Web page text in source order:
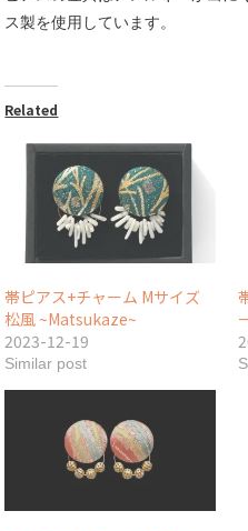
ス製を使用しています。
Related
帯ピアス+チャーム Mサイズ
松風 ~Matsukaze~
2023-12-19
Similar post